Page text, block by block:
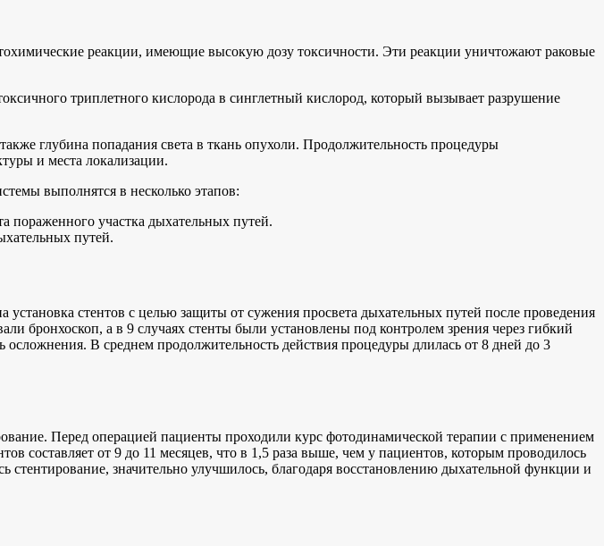
реакции, имеющие высокую дозу токсичности. Эти реакции уничтожают раковые
триплетного кислорода в синглетный кислород, который вызывает разрушение
глубина попадания света в ткань опухоли. Продолжительность процедуры
и места локализации.
выполнятся в несколько этапов:
пораженного участка дыхательных путей.
путей.
стентов с целью защиты от сужения просвета дыхательных путей после проведения
бронхоскоп, а в 9 случаях стенты были установлены под контролем зрения через гибкий
В среднем продолжительность действия процедуры длилась от 8 дней до 3
Перед операцией пациенты проходили курс фотодинамической терапии с применением
составляет от 9 до 11 месяцев, что в 1,5 раза выше, чем у пациентов, которым проводилось
значительно улучшилось, благодаря восстановлению дыхательной функции и